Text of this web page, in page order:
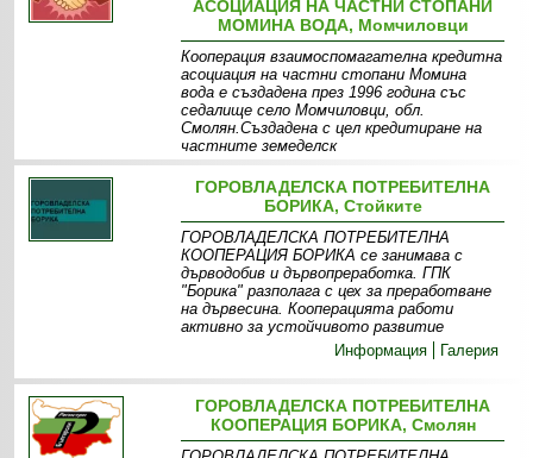
АСОЦИАЦИЯ НА ЧАСТНИ СТОПАНИ
МОМИНА ВОДА, Момчиловци
Кооперация взаимоспомагателна кредитна
асоциация на частни стопани Момина
вода е създадена през 1996 година със
седалище село Момчиловци, обл.
Смолян.Създадена с цел кредитиране на
частните земеделск
ГОРОВЛАДЕЛСКА ПОТРЕБИТЕЛНА
БОРИКА, Стойките
ГОРОВЛАДЕЛСКА ПОТРЕБИТЕЛНА
КООПЕРАЦИЯ БОРИКА се занимава с
дърводобив и дървопреработка. ГПК
"Борика" разполага с цех за преработване
на дървесина. Кооперацията работи
активно за устойчивото развитие
Информация
Галерия
ГОРОВЛАДЕЛСКА ПОТРЕБИТЕЛНА
КООПЕРАЦИЯ БОРИКА, Смолян